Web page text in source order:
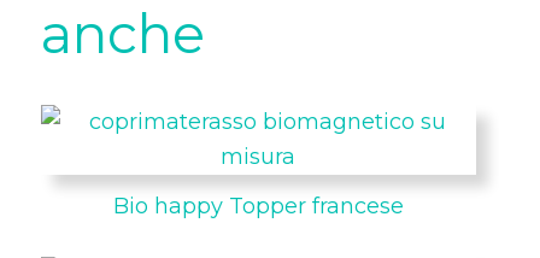
anche
Bio happy Topper francese